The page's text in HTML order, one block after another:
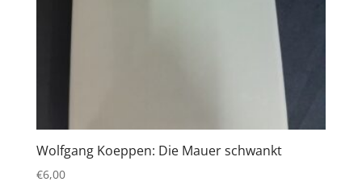
Wolfgang Koeppen: Die Mauer schwankt
€6,00